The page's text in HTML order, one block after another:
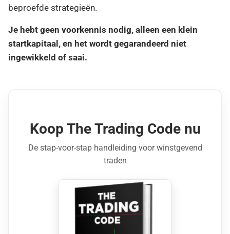
beproefde strategieën.
Je hebt geen voorkennis nodig, alleen een klein
startkapitaal, en het wordt gegarandeerd niet
ingewikkeld of saai.
Koop The Trading Code nu
De stap-voor-stap handleiding voor winstgevend
traden